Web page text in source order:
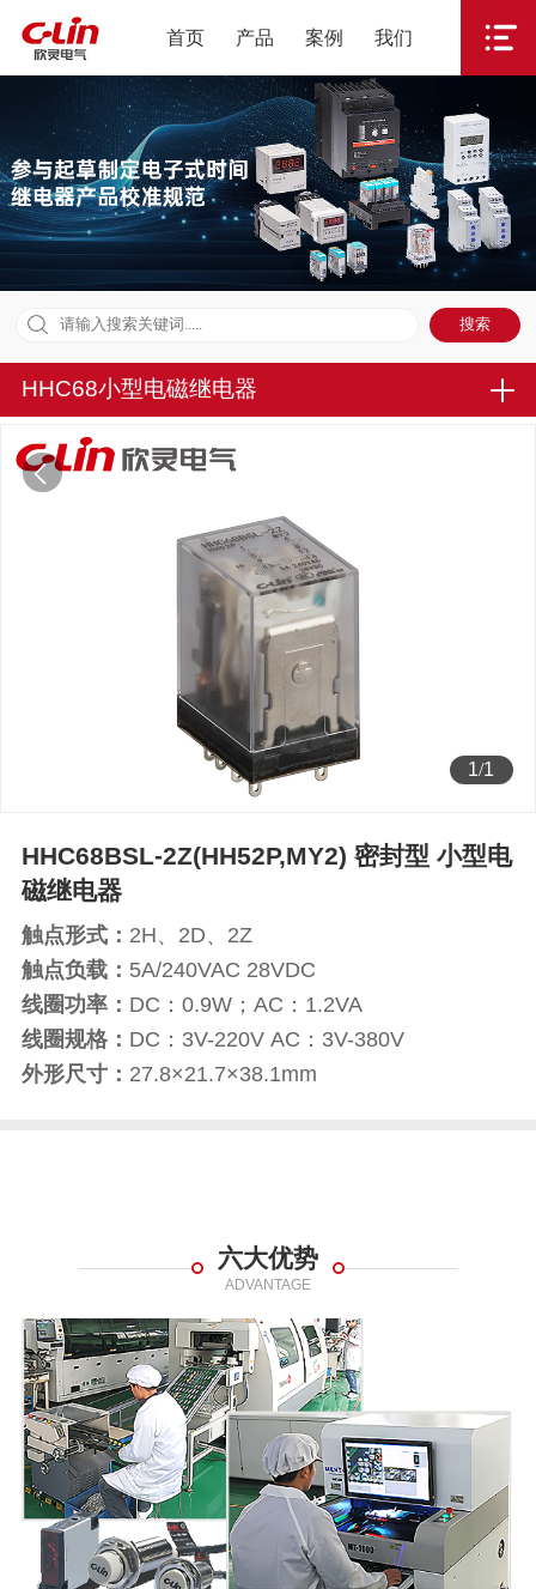
首页 产品 案例 我们
HHC68小型电磁继电器
1/1
HHC68BSL-2Z(HH52P,MY2) 密封型 小型电
磁继电器
触点形式： 2H、2D、2Z
触点负载： 5A/240VAC 28VDC
线圈功率： DC：0.9W；AC：1.2VA
线圈规格： DC：3V-220V AC：3V-380V
外形尺寸： 27.8×21.7×38.1mm
六大优势
ADVANTAGE